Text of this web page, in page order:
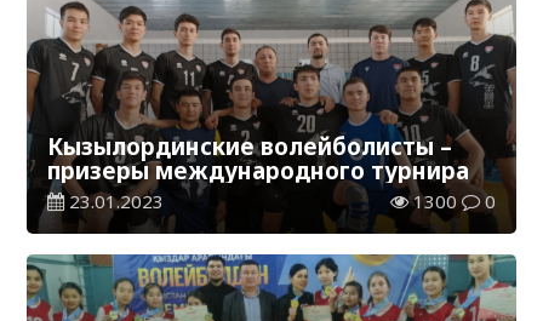
Кызылординские волейболисты –
призеры международного турнира
23.01.2023 1300 0